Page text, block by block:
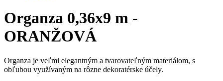
Organza 0,36x9 m -
ORANŽOVÁ
Organza je veľmi elegantným a tvarovateľným materiálom, s
obľubou využívaným na rôzne dekoratérske účely.